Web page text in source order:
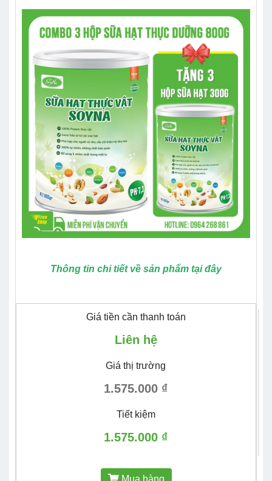
Thông tin chi tiết về sản phẩm tại đây
Giá tiền cần thanh toán
Liên hệ
Giá thị trường
1.575.000 ₫
Tiết kiệm
1.575.000 ₫
Mua hàng